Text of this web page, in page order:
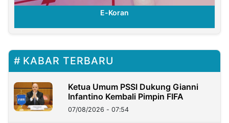
E-Koran
KABAR TERBARU
Ketua Umum PSSI Dukung Gianni
Infantino Kembali Pimpin FIFA
07/08/2026 - 07:54